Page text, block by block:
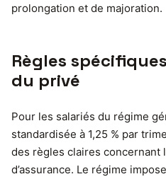
prolongation et de majoration.
Règles
du privé
Pour les salariés du régime
standardisée à 1,25 % par
des règles claires concernant
d’assurance. Le régime